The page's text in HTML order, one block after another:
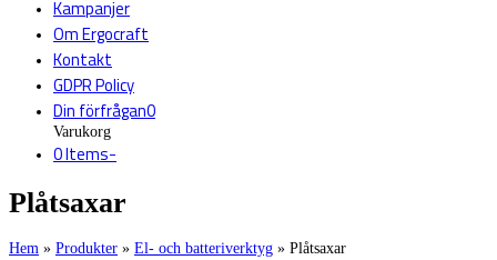
Kampanjer
Om Ergocraft
Kontakt
GDPR Policy
Din förfrågan0
Varukorg
0 Items-
Plåtsaxar
Hem » Produkter » El- och batteriverktyg » Plåtsaxar